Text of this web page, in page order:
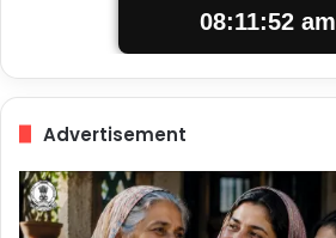
08:11:53 am
Advertisement